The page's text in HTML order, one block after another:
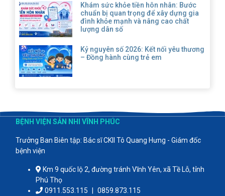
Khám sức khỏe tiền hôn nhân: Bước
chuẩn bị quan trọng để xây dựng gia
đình khỏe mạnh và nâng cao chất
lượng dân số
Kỷ nguyên số 2026: Kết nối yêu thương
– Đồng hành cùng trẻ em
BỆNH VIỆN SẢN NHI VĨNH PHÚC
Trưởng Ban Biên tập: Bác sĩ CKII Tô Quang Hưng - Giám đốc
bệnh viện
Km 9 quốc lộ 2, đường tránh Vĩnh Yên, xã Tề Lỗ, tỉnh
Phú Thọ
0911.553.115
0859.873.115